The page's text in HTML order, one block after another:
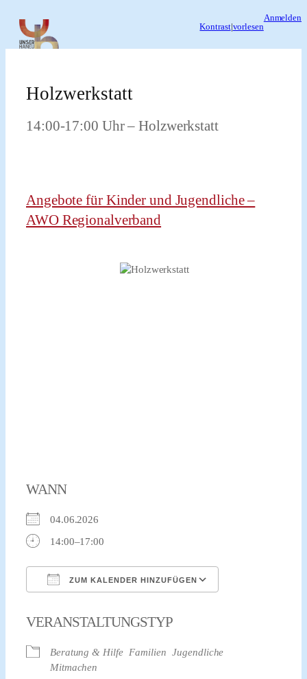
Inhalt
springen
Kontrast| vorlesen
Anmelden
Holzwerkstatt
14:00-17:00 Uhr – Holzwerkstatt
Angebote für Kinder und Jugendliche –
AWO Regionalverband
WANN
04.06.2026
14:00–17:00
ZUM KALENDER HINZUFÜGEN
VERANSTALTUNGSTYP
Beratung & Hilfe Familien Jugendliche
Mitmachen